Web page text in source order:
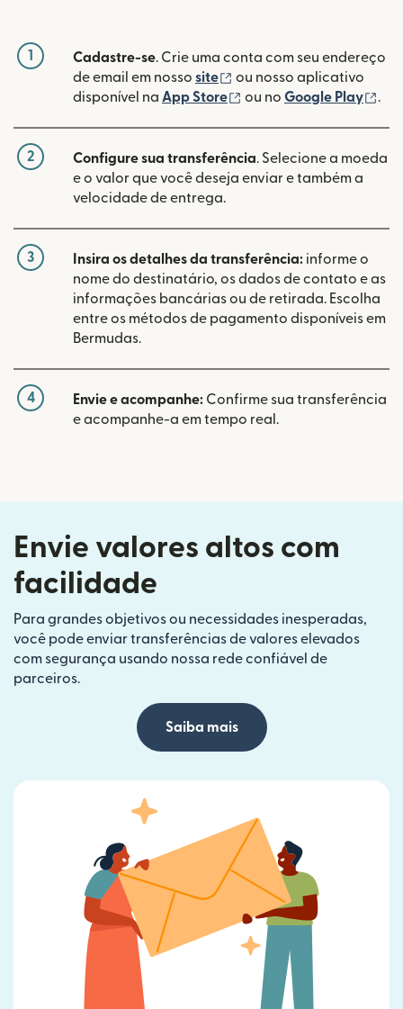
1 Cadastre-se. Crie uma conta com seu endereço
de email em nosso site (abre em uma nova
ou nosso aplicativo
disponível na App Store (abre em uma nova
ou no Google Play .
2 Configure sua transferência. Selecione a moeda
e o valor que você deseja enviar e também a
velocidade de entrega.
3 Insira os detalhes da transferência: informe o
nome do destinatário, os dados de contato e as
informações bancárias ou de retirada. Escolha
entre os métodos de pagamento disponíveis em
Bermudas.
4 Envie e acompanhe: Confirme sua transferência
e acompanhe-a em tempo real.
Envie valores altos com
facilidade
Para grandes objetivos ou necessidades inesperadas,
você pode enviar transferências de valores elevados
com segurança usando nossa rede confiável de
parceiros.
Saiba mais